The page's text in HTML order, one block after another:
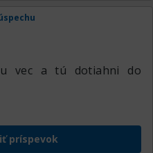
vec a tú dotiahni do
príspevok